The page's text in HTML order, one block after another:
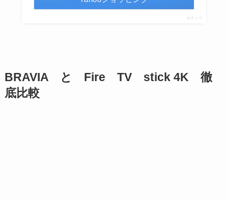
ポチップ
BRAVIA と Fire TV stick 4K 徹
底比較